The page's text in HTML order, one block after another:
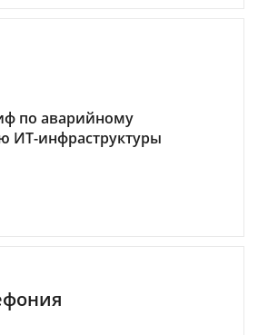
по аварийному
ИТ-инфраструктуры